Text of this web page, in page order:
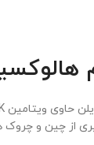
از چین و